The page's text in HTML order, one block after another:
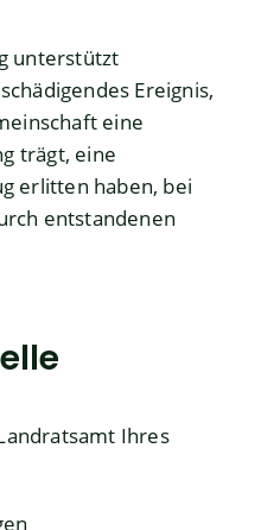
unterstützt
Ereignis,
eine
trägt, eine
erlitten haben, bei
entstandenen
Ihres